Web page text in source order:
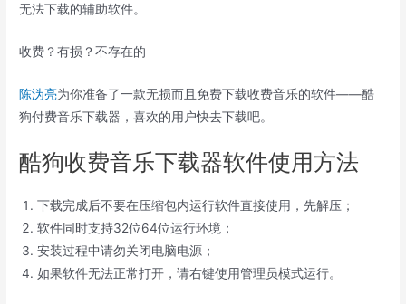
无法下载的辅助软件。
收费？有损？不存在的
陈沩亮为你准备了一款无损而且免费下载收费音乐的软件——酷
狗付费音乐下载器，喜欢的用户快去下载吧。
酷狗收费音乐下载器软件使用方法
下载完成后不要在压缩包内运行软件直接使用，先解压；
软件同时支持32位64位运行环境；
安装过程中请勿关闭电脑电源；
如果软件无法正常打开，请右键使用管理员模式运行。